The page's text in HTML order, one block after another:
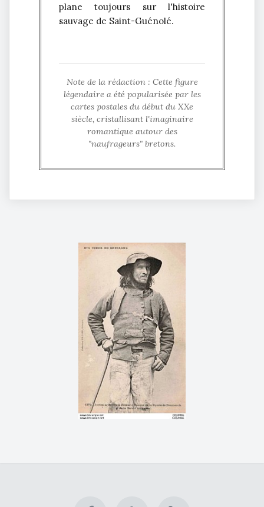
plane toujours sur l'histoire
sauvage de Saint-Guénolé.
Note de la rédaction : Cette figure
légendaire a été popularisée par les
cartes postales du début du XXe
siècle, cristallisant l'imaginaire
romantique autour des
"naufrageurs" bretons.